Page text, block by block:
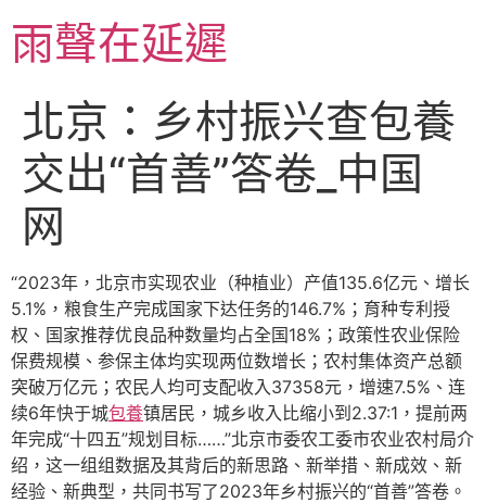
至
主雨聲在延遲
北京：乡村振兴查包養
交出“首善”答卷_中国
网
“2023年，北京市实现农业（种植业）产值135.6亿元、增长
5.1%，粮食生产完成国家下达任务的146.7%；育种专利授
权、国家推荐优良品种数量均占全国18%；政策性农业保险
保费规模、参保主体均实现两位数增长；农村集体资产总额
突破万亿元；农民人均可支配收入37358元，增速7.5%、连
续6年快于城包養镇居民，城乡收入比缩小到2.37:1，提前两
年完成“十四五”规划目标……”北京市委农工委市农业农村局介
绍，这一组组数据及其背后的新思路、新举措、新成效、新
经验、新典型，共同书写了2023年乡村振兴的“首善”答卷。